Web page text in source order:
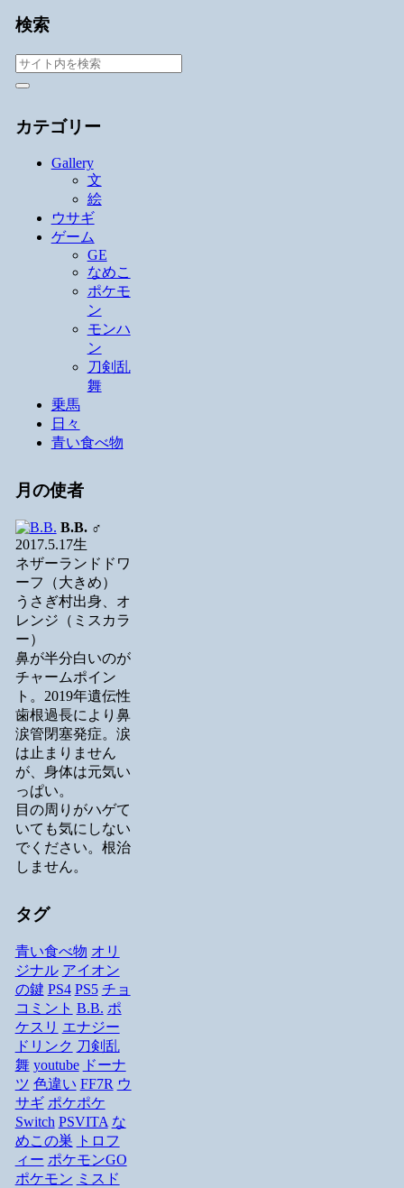
検索
カテゴリー
Gallery
文
絵
ウサギ
ゲーム
GE
なめこ
ポケモ
ン
モンハ
ン
刀剣乱
舞
乗馬
日々
青い食べ物
月の使者
B.B.♂
2017.5.17生
ネザーランドドワ
ーフ（大きめ）
うさぎ村出身、オ
レンジ（ミスカラ
ー）
鼻が半分白いのが
チャームポイン
ト。2019年遺伝性
歯根過長により鼻
涙管閉塞発症。涙
は止まりません
が、身体は元気い
っぱい。
目の周りがハゲて
いても気にしない
でください。根治
しません。
タグ
青い食べ物 オリ
ジナル アイオン
の鍵 PS4 PS5 チョ
コミント B.B. ポ
ケスリ エナジー
ドリンク 刀剣乱
舞 youtube
ドーナ
ツ 色違い FF7R ウ
サギ ポケポケ
Switch PSVITA な
めこの巣
トロフ
ィー ポケモンGO
ポケモン ミスド